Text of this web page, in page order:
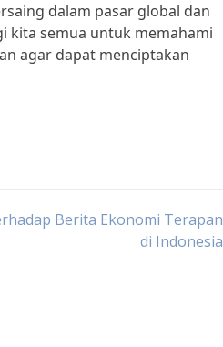
dalam pasar global dan
kita semua untuk memahami
agar dapat menciptakan
Berita Ekonomi Terapan
di Indonesia